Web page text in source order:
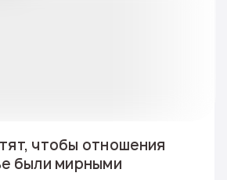
чтобы отношения
были мирными